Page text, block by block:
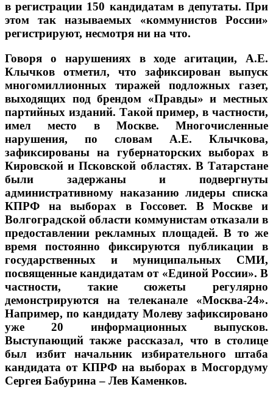
в регистрации 150 кандидатам в депутаты. При
этом так называемых «коммунистов России»
регистрируют, несмотря ни на что.
Говоря о нарушениях в ходе агитации, А.Е.
Клычков отметил, что зафиксирован выпуск
многомиллионных тиражей подложных газет,
выходящих под брендом «Правды» и местных
партийных изданий. Такой пример, в частности,
имел место в Москве. Многочисленные
нарушения, по словам А.Е. Клычкова,
зафиксированы на губернаторских выборах в
Кировской и Псковской областях. В Татарстане
были задержаны и подвергнуты
административному наказанию лидеры списка
КПРФ на выборах в Госсовет. В Москве и
Волгоградской области коммунистам отказали в
предоставлении рекламных площадей. В то же
время постоянно фиксируются публикации в
государственных и муниципальных СМИ,
посвященные кандидатам от «Единой России». В
частности, такие сюжеты регулярно
демонстрируются на телеканале «Москва-24».
Например, по кандидату Молеву зафиксировано
уже 20 информационных выпусков.
Выступающий также рассказал, что в столице
был избит начальник избирательного штаба
кандидата от КПРФ на выборах в Мосгордуму
Сергея Бабурина – Лев Каменков.